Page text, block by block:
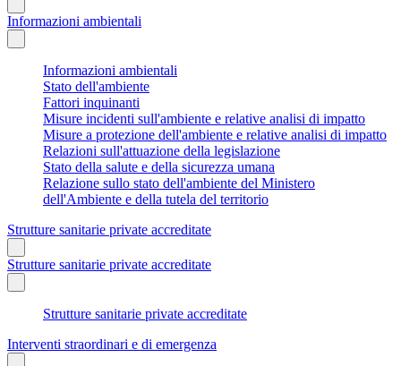
Informazioni ambientali
Informazioni ambientali
Stato dell'ambiente
Fattori inquinanti
Misure incidenti sull'ambiente e relative analisi di impatto
Misure a protezione dell'ambiente e relative analisi di impatto
Relazioni sull'attuazione della legislazione
Stato della salute e della sicurezza umana
Relazione sullo stato dell'ambiente del Ministero
dell'Ambiente e della tutela del territorio
Strutture sanitarie private accreditate
Strutture sanitarie private accreditate
Strutture sanitarie private accreditate
Interventi straordinari e di emergenza